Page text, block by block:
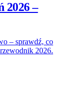
2026 –
– sprawdź, co
2026.